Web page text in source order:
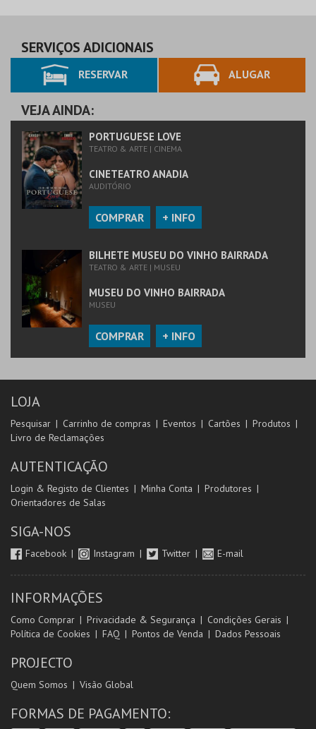
SERVIÇOS ADICIONAIS
RESERVAR ALUGAR
VEJA AINDA:
PORTUGUESE LOVE
TEATRO & ARTE | CINEMA
CINETEATRO ANADIA
AUDITÓRIO
COMPRAR + INFO
BILHETE MUSEU DO VINHO BAIRRADA
TEATRO & ARTE | MUSEU
MUSEU DO VINHO BAIRRADA
MUSEU
COMPRAR + INFO
LOJA
Pesquisar Carrinho de compras Eventos Cartões
Produtos
Livro de Reclamações
AUTENTICAÇÃO
Login & Registo de Clientes Minha Conta
Produtores
Orientadores de Salas
SIGA-NOS
Facebook Instagram Twitter E-mail
INFORMAÇÕES
Como Comprar Privacidade & Segurança
Condições Gerais
Política de Cookies
FAQ Pontos de Venda Dados Pessoais
PROJECTO
Quem Somos Visão Global
FORMAS DE PAGAMENTO: